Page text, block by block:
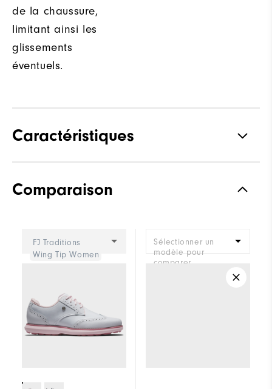
de la chaussure,
limitant ainsi les
glissements
éventuels.
Caractéristiques
Stabilité
Comparaison
FJ Traditions
Wing Tip Women
Sélectionner un
modèle pour
comparer.